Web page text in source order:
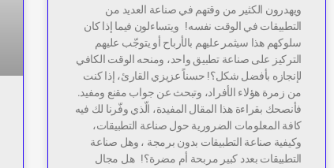
ويهدرون الكثير من وقتهم في صناعة العديد من
التطبيقات في الوقت نفسه! ويتساءلون فيما إذا كان
سلوكهم هذا سيثمر عليهم بالأرباح أو يتوجّب عليهم
التركيز على صناعة تطبيق واحد، ومنحه الوقت الكافي
لإنجازه بأفضل شكل؟! حسناً عزيزي القارئ، إذا كنت
من زمرة هؤلاء الأفراد، وتبحث عن جواب مقنع ومفيد.
فأنصحك بقراءة هذا المقال المفيدة، الّذي وفّرنا لك فيه
كافة المعلومات الضرورية حول صناعة التطبيقات،
وكيفية صناعة التطبيقات بدون برمجة ، وهل صناعة
التطبيقات بعدد كبير مربحة أم مضرة؟! هل مجال